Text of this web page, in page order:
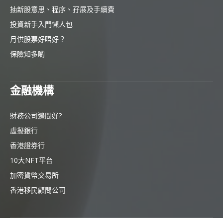
抽新股意思、程序、孖展及手續費
投資新手入門懶人包
月供股票好唔好？
保險知多啲
金融機構
財務公司邊間好?
虛擬銀行
香港證券行
10大NFT平台
加密貨幣交易所
香港移民顧問公司